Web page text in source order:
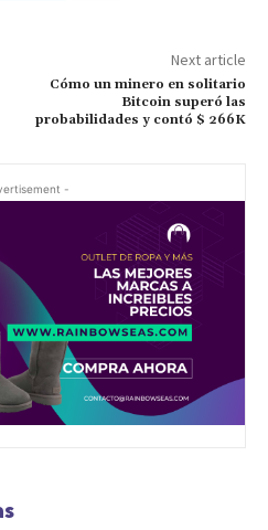
Next article
Cómo un minero en solitario
Bitcoin superó las
probabilidades y contó $ 266K
-